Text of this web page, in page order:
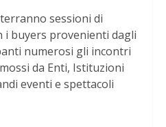
sessioni di
i buyers provenienti dagli
numerosi gli incontri
da Enti, Istituzioni
eventi e spettacoli